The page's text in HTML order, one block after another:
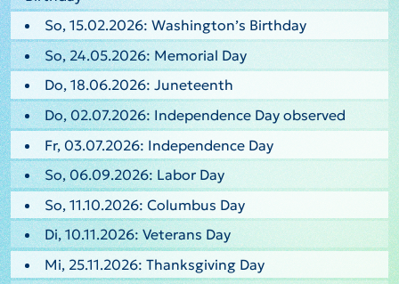
So, 15.02.2026: Washington’s Birthday
So, 24.05.2026: Memorial Day
Do, 18.06.2026: Juneteenth
Do, 02.07.2026: Independence Day observed
Fr, 03.07.2026: Independence Day
So, 06.09.2026: Labor Day
So, 11.10.2026: Columbus Day
Di, 10.11.2026: Veterans Day
Mi, 25.11.2026: Thanksgiving Day